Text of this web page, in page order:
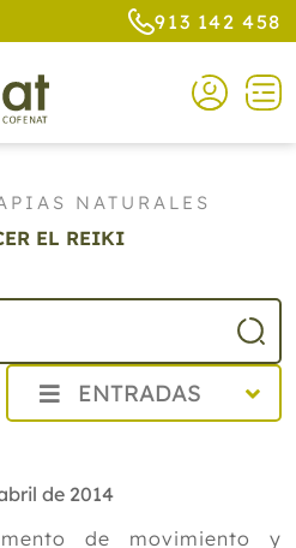
913 142 458
NATURALES
EL REIKI
ENTRADAS
de 2014
de movimiento y